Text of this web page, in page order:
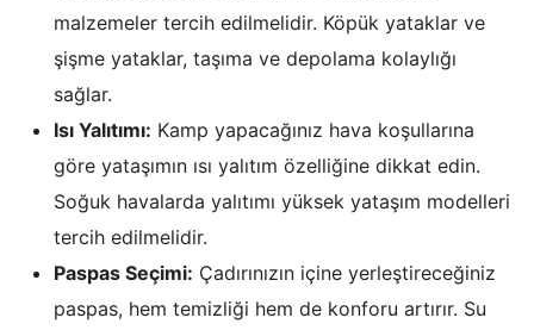
malzemeler tercih edilmelidir. Köpük yataklar ve
şişme yataklar, taşıma ve depolama kolaylığı
sağlar.
Isı Yalıtımı: Kamp yapacağınız hava koşullarına
göre yataşımın ısı yalıtım özelliğine dikkat edin.
Soğuk havalarda yalıtımı yüksek yataşım modelleri
tercih edilmelidir.
Paspas Seçimi: Çadırınızın içine yerleştireceğiniz
paspas, hem temizliği hem de konforu artırır. Su